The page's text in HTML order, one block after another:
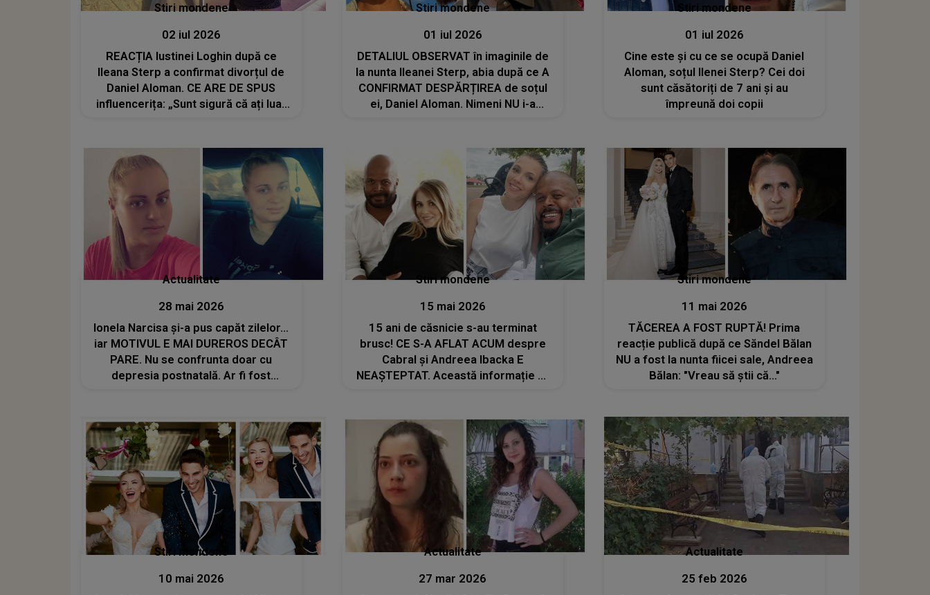
Stiri mondene
02 iul 2026
REACȚIA Iustinei Loghin după ce
Ileana Sterp a confirmat divorțul de
Daniel Aloman. CE ARE DE SPUS
influencerița: „Sunt sigură că ați luat
Stiri mondene
01 iul 2026
DETALIUL OBSERVAT în imaginile de
la nunta Ileanei Sterp, abia după ce A
CONFIRMAT DESPĂRȚIREA de soțul
ei, Daniel Aloman. Nimeni NU i-a
privesc diferit
Stiri mondene
01 iul 2026
Cine este și cu ce se ocupă Daniel
Aloman, soțul Ilenei Sterp? Cei doi
sunt căsătoriți de 7 ani și au
împreună doi copii
Actualitate
28 mai 2026
Ionela Narcisa și-a pus capăt zilelor...
iar MOTIVUL E MAI DUREROS DECÂT
PARE. Nu se confrunta doar cu
depresia postnatală. Ar fi fost
aflat povestea. Să spun..."
Stiri mondene
15 mai 2026
15 ani de căsnicie s-au terminat
brusc! CE S-A AFLAT ACUM despre
Cabral și Andreea Ibacka E
NEAȘTEPTAT. Această informație ar
Stiri mondene
11 mai 2026
TĂCEREA A FOST RUPTĂ! Prima
reacție publică după ce Săndel Bălan
NU a fost la nunta fiicei sale, Andreea
Bălan: "Vreau să știi că..."
Stiri mondene
10 mai 2026
Actualitate
27 mar 2026
Actualitate
25 feb 2026